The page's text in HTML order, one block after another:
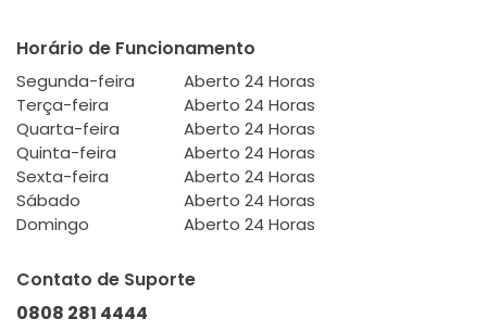
Horário de Funcionamento
Segunda-feira
Aberto 24 Horas
Terça-feira
Aberto 24 Horas
Quarta-feira
Aberto 24 Horas
Quinta-feira
Aberto 24 Horas
Sexta-feira
Aberto 24 Horas
Sábado
Aberto 24 Horas
Domingo
Aberto 24 Horas
Contato de Suporte
0808 281 4444